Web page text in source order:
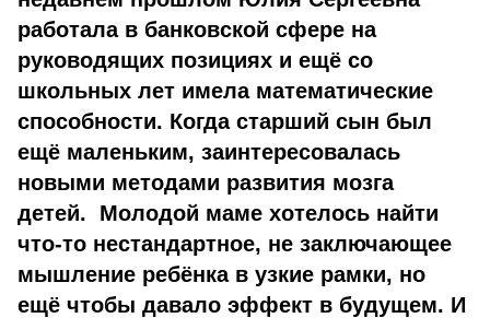
работала в банковской сфере на
руководящих позициях и ещё со
школьных лет имела математические
способности. Когда старший сын был
ещё маленьким, заинтересовалась
новыми методами развития мозга
детей. Молодой маме хотелось найти
что-то нестандартное, не заключающее
мышление ребёнка в узкие рамки, но
ещё чтобы давало эффект в будущем. И